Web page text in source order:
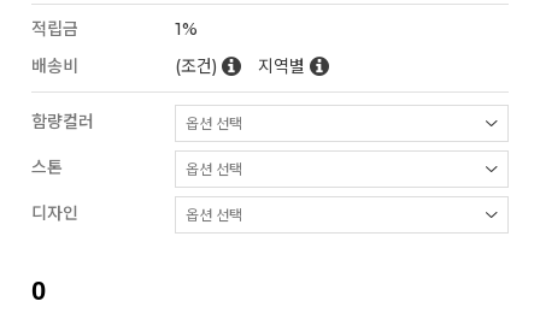
적립금
1%
배송비
(조건) 지역별
함량컬러
스톤
디자인
0